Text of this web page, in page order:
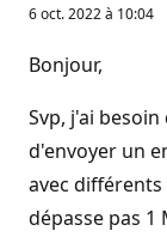
6 oct. 2022 à 10:04
Bonjour,
Svp, j'ai
d'envoyer un
avec
dépasse pas 1